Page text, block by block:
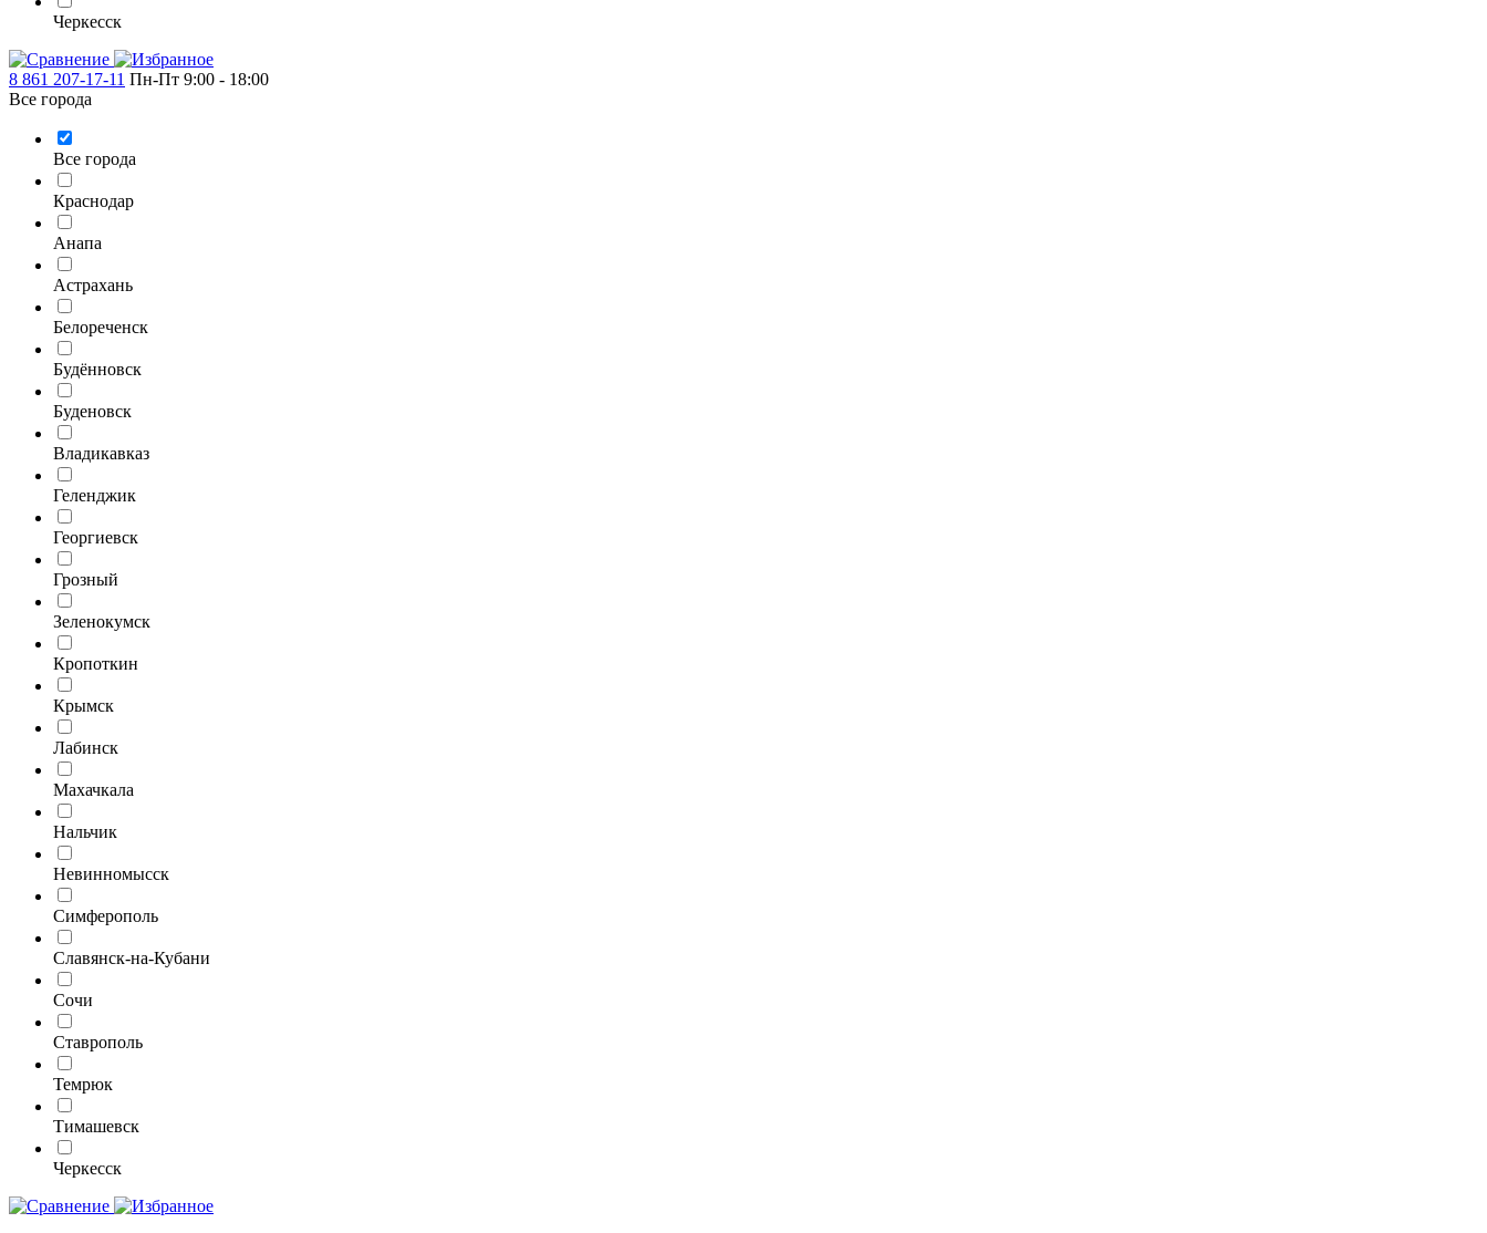
Черкесск
8 861 207-17-11 Пн-Пт 9:00 - 18:00
Все города
Все города
Краснодар
Анапа
Астрахань
Белореченск
Будённовск
Буденовск
Владикавказ
Геленджик
Георгиевск
Грозный
Зеленокумск
Кропоткин
Крымск
Лабинск
Махачкала
Нальчик
Невинномысск
Симферополь
Славянск-на-Кубани
Сочи
Ставрополь
Темрюк
Тимашевск
Черкесск